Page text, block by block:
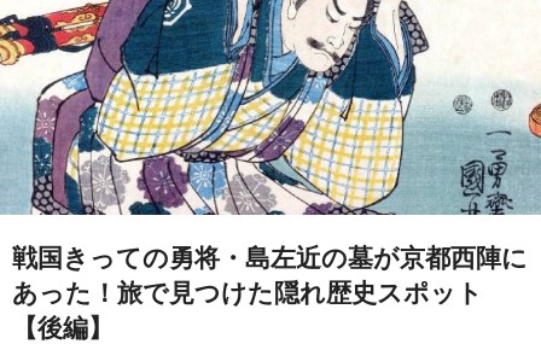
戦国きっての勇将・島左近の墓が京都西陣に
あった！旅で見つけた隠れ歴史スポット
【後編】